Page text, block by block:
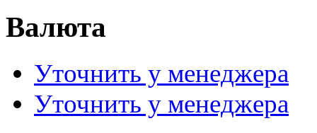
Валюта
Уточнить у менеджера
Уточнить у менеджера